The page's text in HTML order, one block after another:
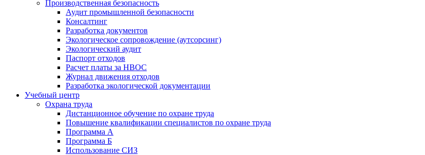
Производственная безопасность
Аудит промышленной безопасности
Консалтинг
Разработка документов
Экологическое сопровождение (аутсорсинг)
Экологический аудит
Паспорт отходов
Расчет платы за НВОС
Журнал движения отходов
Разработка экологической документации
Учебный центр
Охрана труда
Дистанционное обучение по охране труда
Повышение квалификации специалистов по охране труда
Программа А
Программа Б
Использование СИЗ